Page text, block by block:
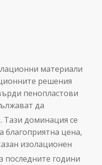
материали
решения
пенопластови
да
Тази доминация се
благоприятна цена,
изолационен
последните години